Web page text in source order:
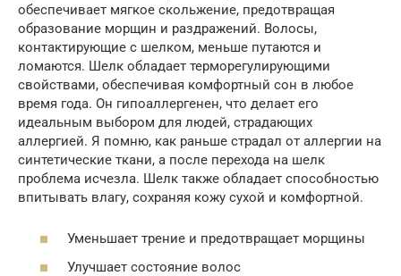
обеспечивает мягкое скольжение, предотвращая
образование морщин и раздражений. Волосы,
контактирующие с шелком, меньше путаются и
ломаются. Шелк обладает терморегулирующими
свойствами, обеспечивая комфортный сон в любое
время года. Он гипоаллергенен, что делает его
идеальным выбором для людей, страдающих
аллергией. Я помню, как раньше страдал от аллергии на
синтетические ткани, а после перехода на шелк
проблема исчезла. Шелк также обладает способностью
впитывать влагу, сохраняя кожу сухой и комфортной.
Уменьшает трение и предотвращает морщины
Улучшает состояние волос